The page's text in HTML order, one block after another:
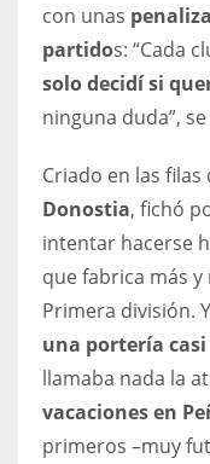
con unas
partidos: “Cada
solo decidí si
ninguna duda”,
Criado en las
Donostia, fichó
intentar hacerse
que fabrica más
Primera división.
una portería
llamaba nada la
vacaciones en
primeros –muy